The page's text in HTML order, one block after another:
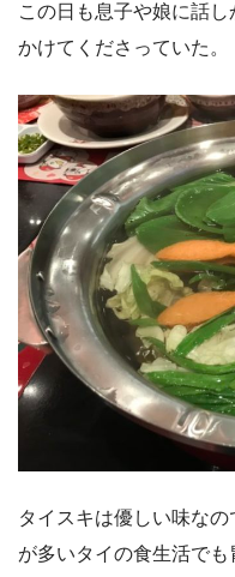
この日も息子や娘に話
かけてくださっていた。
タイスキは優しい味な
が多いタイの食生活で